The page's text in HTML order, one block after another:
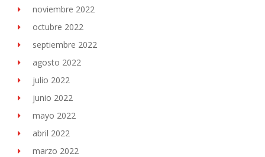
noviembre 2022
octubre 2022
septiembre 2022
agosto 2022
julio 2022
junio 2022
mayo 2022
abril 2022
marzo 2022